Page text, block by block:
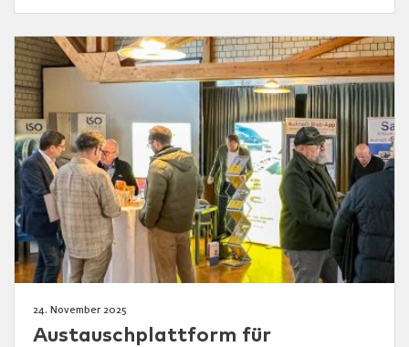
24. November 2025
Austauschplattform für